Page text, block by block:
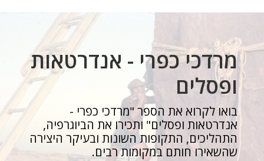
מרדכי כפרי - אנדרטאות
ופסלים
בואו לקרוא את הספר "מרדכי כפרי -
אנדרטאות ופסלים" ותכירו את הביוגרפיה,
התהליכים, התקופות השונות ובעיקר היצירה
שהשאירו חותם במקומות רבים.